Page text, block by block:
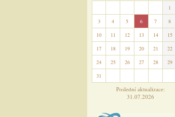
1
3
4 5 6 7 8
10
11 12 13 14 15
17
18 19 20 21 22
24
25 26 27 28 29
31
Poslední aktualizace:
31.07.2026